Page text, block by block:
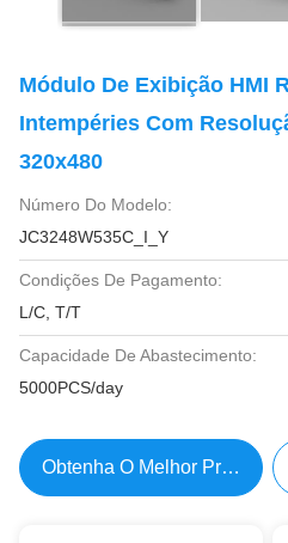
Módulo De Exibição HMI
Intempéries Com
320x480
Número Do Modelo:
JC3248W535C_I_Y
Condições De Pagamento:
L/C, T/T
Capacidade De Abastecimento:
5000PCS/day
Obtenha O Melhor Preço